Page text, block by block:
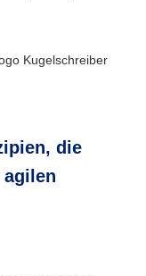
die
agilen